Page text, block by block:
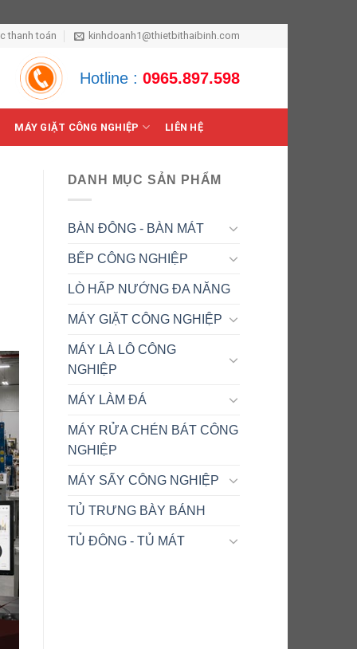
thanh toán kinhdoanh1@thietbithaibinh.com
Hotline : 0965.897.598
MÁY GIẶT CÔNG NGHIỆP LIÊN HỆ
DANH MỤC SẢN PHẨM
BÀN ĐÔNG - BÀN MÁT
BẾP CÔNG NGHIỆP
LÒ HẤP NƯỚNG ĐA NĂNG
MÁY GIẶT CÔNG NGHIỆP
MÁY LÀ LÔ CÔNG
NGHIỆP
MÁY LÀM ĐÁ
MÁY RỬA CHÉN BÁT CÔNG
NGHIỆP
MÁY SẤY CÔNG NGHIỆP
TỦ TRƯNG BÀY BÁNH
TỦ ĐÔNG - TỦ MÁT